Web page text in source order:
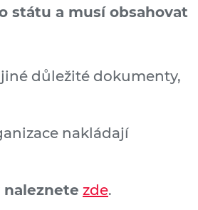
státu a musí obsahovat
důležité dokumenty,
nakládají
zde.